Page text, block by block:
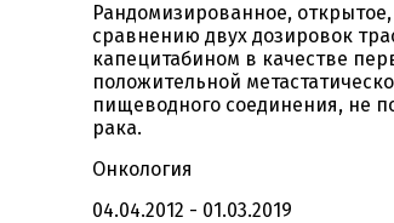
Рандомизированное,
сравнению двух дозировок
капецитабином в качестве
положительной
пищеводного соединения, не
рака.
Онкология
04.04.2012 - 01.03.2019